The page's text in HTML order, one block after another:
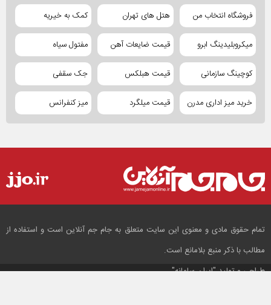
فروشگاه انتخاب من هتل های تهران کمک به خیریه
میکروبلیدینگ ابرو قیمت ضایعات آهن مفتول سیاه
کوچینگ سازمانی قیمت هبلکس جک سقفی
خرید میز اداری مدرن قیمت میلگرد میز کنفرانس
تمام حقوق مادی و معنوی این سایت متعلق به جام جم آنلاین است و استفاده از
مطالب با ذکر منبع بلامانع است.
طراحی و تولید"ایران سامانه"